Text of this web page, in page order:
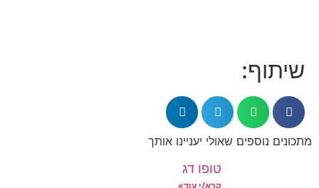
שיתוף:
מתכונים נוספים שאולי יעניינו אותך
טופו דג
קרא/י עוד»